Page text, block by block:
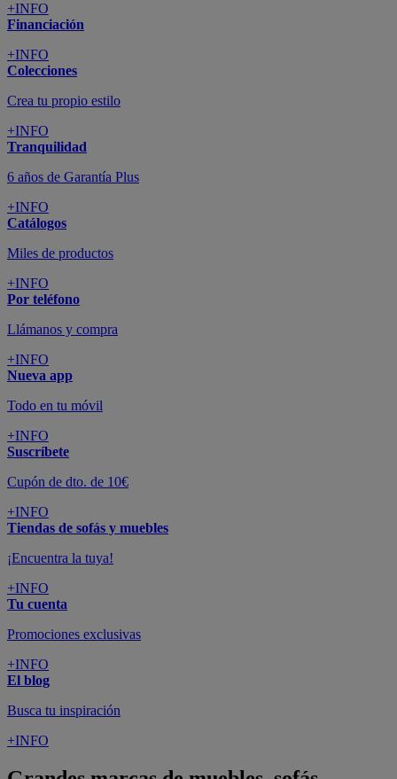
+INFO
Financiación
+INFO
Colecciones
Crea tu propio estilo
+INFO
Tranquilidad
6 años de Garantía Plus
+INFO
Catálogos
Miles de productos
+INFO
Por teléfono
Llámanos y compra
+INFO
Nueva app
Todo en tu móvil
+INFO
Suscríbete
Cupón de dto. de 10€
+INFO
Tiendas de sofás y muebles
¡Encuentra la tuya!
+INFO
Tu cuenta
Promociones exclusivas
+INFO
El blog
Busca tu inspiración
+INFO